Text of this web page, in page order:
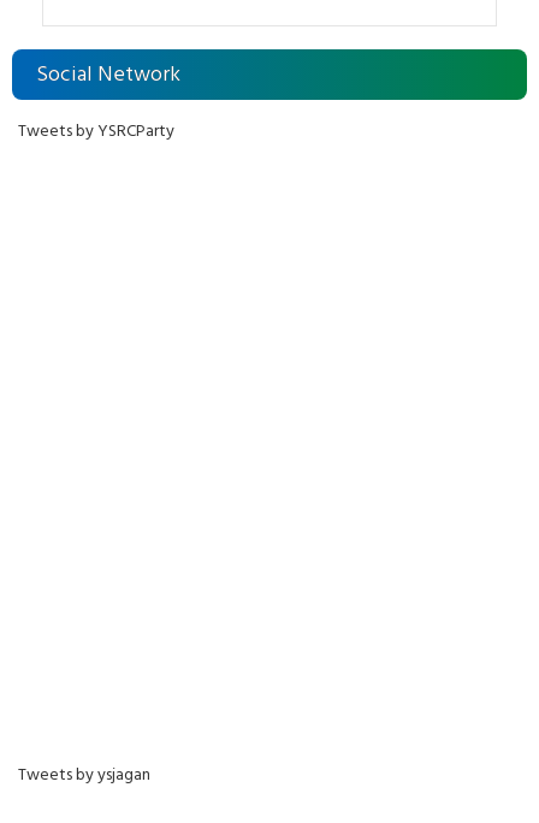
Social Network
Tweets by YSRCParty
Tweets by ysjagan